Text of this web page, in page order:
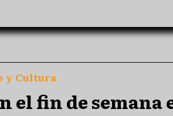
fin de semana
y Cultura